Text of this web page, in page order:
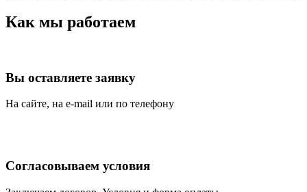
Как мы работаем
Вы оставляете заявку
На сайте, на e-mail или по телефону
Согласовываем условия